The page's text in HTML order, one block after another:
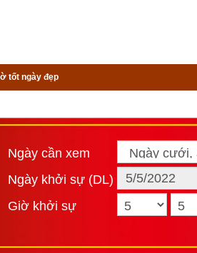
tốt ngày đẹp
Ngày cần xem
Ngày khởi sự (DL)
Giờ khởi sự